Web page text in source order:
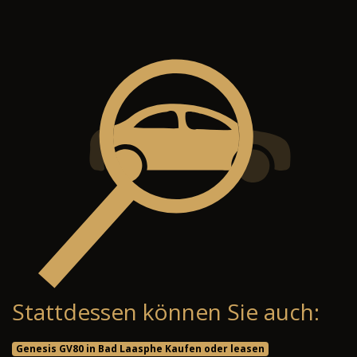
Stattdessen können Sie auch:
Genesis GV80 in Bad Laasphe Kaufen oder leasen